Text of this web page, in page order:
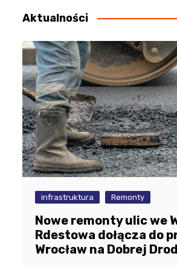
Aktualności
infrastruktura Remonty
Nowe remonty ulic we
Rdestowa dołącza do
Wrocław na Dobrej